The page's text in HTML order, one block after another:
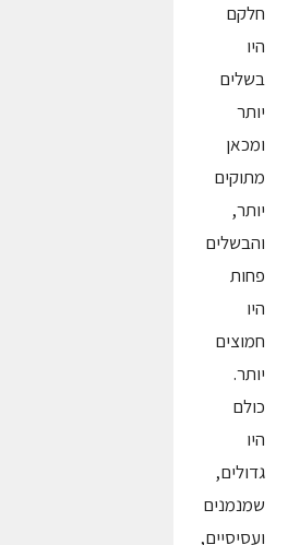
חלקם
היו
בשלים
יותר
ומכאן
מתוקים
יותר,
והבשלים
פחות
היו
חמוצים
יותר.
כולם
היו
גדולים,
שמנמנים
ועסיסיים,